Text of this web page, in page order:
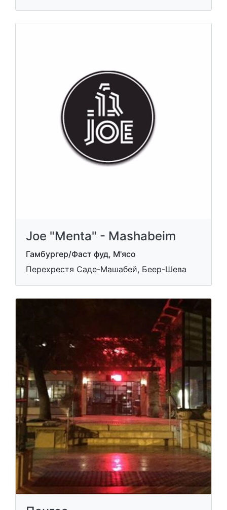
Joe "Menta" - Mashabeim
Гамбургер/Фаст фуд, М'ясо
Перехрестя Саде-Машабей, Беер-Шева